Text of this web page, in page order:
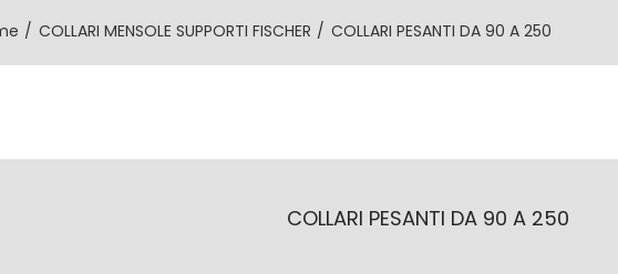
COLLARI MENSOLE SUPPORTI FISCHER COLLARI PESANTI DA 90 A 250
COLLARI PESANTI DA 90 A 250